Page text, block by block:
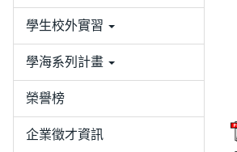
學生校外實習
學海系列計畫
榮譽榜
企業徵才資訊